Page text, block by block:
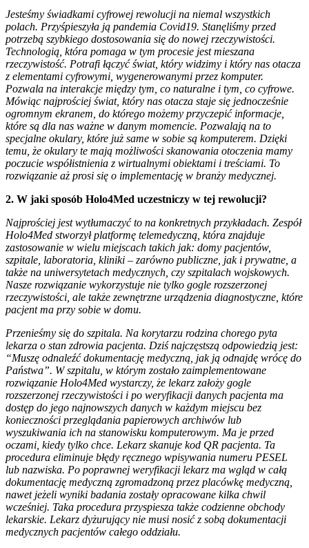
Jesteśmy świadkami cyfrowej rewolucji na niemal wszystkich
polach. Przyśpieszyła ją pandemia Covid19. Stanęliśmy przed
potrzebą szybkiego dostosowania się do nowej rzeczywistości.
Technologią, która pomaga w tym procesie jest mieszana
rzeczywistość. Potrafi łączyć świat, który widzimy i który nas otacza
z elementami cyfrowymi, wygenerowanymi przez komputer.
Pozwala na interakcje między tym, co naturalne i tym, co cyfrowe.
Mówiąc najprościej świat, który nas otacza staje się jednocześnie
ogromnym ekranem, do którego możemy przyczepić informacje,
które są dla nas ważne w danym momencie. Pozwalają na to
specjalne okulary, które już same w sobie są komputerem. Dzięki
temu, że okulary te mają możliwości skanowania otoczenia mamy
poczucie współistnienia z wirtualnymi obiektami i treściami. To
rozwiązanie aż prosi się o implementację w branży medycznej.
2. W jaki sposób Holo4Med uczestniczy w tej rewolucji?
Najprościej jest wytłumaczyć to na konkretnych przykładach. Zespół
Holo4Med stworzył platformę telemedyczną, która znajduje
zastosowanie w wielu miejscach takich jak: domy pacjentów,
szpitale, laboratoria, kliniki – zarówno publiczne, jak i prywatne, a
także na uniwersytetach medycznych, czy szpitalach wojskowych.
Nasze rozwiązanie wykorzystuje nie tylko gogle rozszerzonej
rzeczywistości, ale także zewnętrzne urządzenia diagnostyczne, które
pacjent ma przy sobie w domu.
Przenieśmy się do szpitala. Na korytarzu rodzina chorego pyta
lekarza o stan zdrowia pacjenta. Dziś najczęstszą odpowiedzią jest:
“Muszę odnaleźć dokumentację medyczną, jak ją odnajdę wrócę do
Państwa”. W szpitalu, w którym zostało zaimplementowane
rozwiązanie Holo4Med wystarczy, że lekarz założy gogle
rozszerzonej rzeczywistości i po weryfikacji danych pacjenta ma
dostęp do jego najnowszych danych w każdym miejscu bez
konieczności przeglądania papierowych archiwów lub
wyszukiwania ich na stanowisku komputerowym. Ma je przed
oczami, kiedy tylko chce. Lekarz skanuje kod QR pacjenta. Ta
procedura eliminuje błędy ręcznego wpisywania numeru PESEL
lub nazwiska. Po poprawnej weryfikacji lekarz ma wgląd w całą
dokumentację medyczną zgromadzoną przez placówkę medyczną,
nawet jeżeli wyniki badania zostały opracowane kilka chwil
wcześniej. Taka procedura przyspiesza także codzienne obchody
lekarskie. Lekarz dyżurujący nie musi nosić z sobą dokumentacji
medycznych pacjentów całego oddziału.